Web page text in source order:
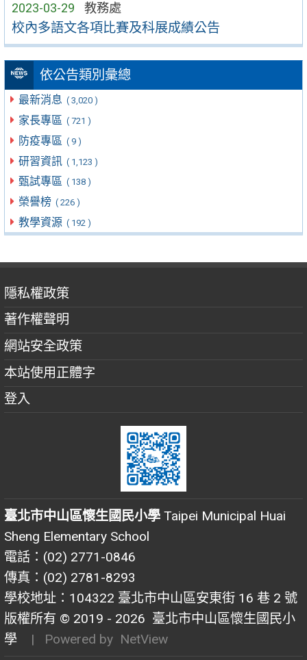
2023-03-29 教務處
校內多語文各項比賽及科展成績公告
依公告類別彙總
最新消息 ( 3,020 )
家長專區 ( 721 )
防疫專區 ( 9 )
研習資訊 ( 1,123 )
甄試專區 ( 138 )
榮譽榜 ( 226 )
教學資源 ( 192 )
隱私權政策
著作權聲明
網站安全政策
本站使用正體字
登入
臺北市中山區懷生國民小學 Taipei Municipal Huai
Sheng Elementary School
電話：(02) 2771-0846
傳真：(02) 2781-8293
學校地址：104322 臺北市中山區安東街 16 巷 2 號
版權所有 © 2019 - 2026 臺北市中山區懷生國民小
學
| Powered by NetView